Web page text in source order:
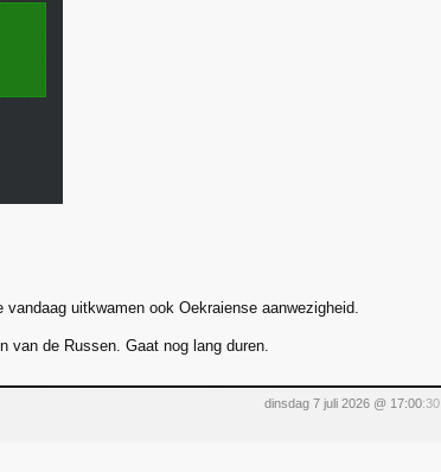
uitkwamen ook Oekraiense aanwezigheid.
van de Russen. Gaat nog lang duren.
dinsdag 7 juli 2026 @ 17:00:30